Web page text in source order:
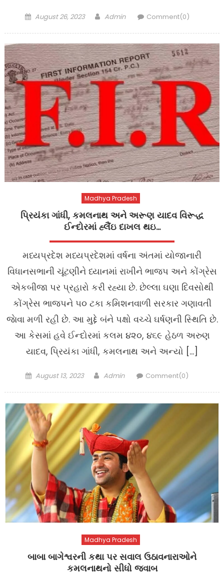
Posted
August 26, 2023 Author
Admin Comment(0)
Madhya Pradesh
પ્રિયંકા ગાંધી, કમલનાથ અને અરૂણ યાદવ વિરૂદ્ધ
ઈન્દોરમાં હ્લૈંઇ દાખલ થઇ…
મધ્યપ્રદેશ મધ્યપ્રદેશમાં વર્ષના અંતમાં યોજાનારી
વિધાનસભાની ચૂંટણીને ધ્યાનમાં રાખીને ભાજપ અને કોંગ્રેસ
એકબીજા પર પ્રહારો કરી રહ્યા છે. છેલ્લા ઘણા દિવસોથી
કોંગ્રેસ ભાજપને ૫૦ ટકા કમિશનવાળી સરકાર ગણાવતી
જાેવા મળી રહી છે. આ મુદ્દે બંને પક્ષો વચ્ચે ઘર્ષણની સ્થિતિ છે.
આ કેસમાં હવે ઈન્દોરમાં કલમ ૪૨૦, ૪૬૯ હેઠળ અરુણ
યાદવ, પ્રિયંકા ગાંધી, કમલનાથ અને અન્યો […]
Posted
August 13, 2023 Author
Admin Comment(0)
Madhya Pradesh
બાબા બાગેશ્વરની કથા પર સવાલ ઉઠાવનારાઓને
કમલનાથનો સીધો જવાબ